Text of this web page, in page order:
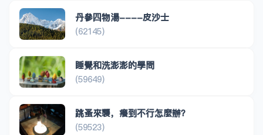
丹參四物湯----皮沙士
(62145)
睡覺和洗澎澎的學問
(59649)
跳蚤來襲，癢到不行怎麼辦？
(59523)